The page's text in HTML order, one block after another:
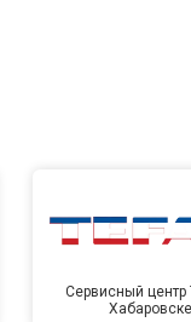
Сервисный центр
Хабаровске